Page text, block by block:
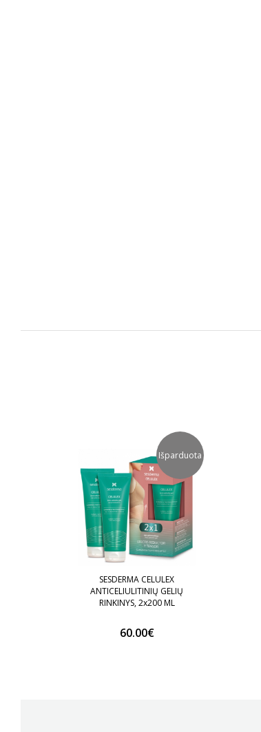
Išparduota
SESDERMA CELULEX
ANTICELIULITINIŲ GELIŲ
RINKINYS, 2x200 ML
60.00€